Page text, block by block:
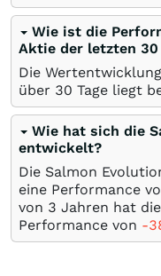
Wie ist die
Aktie der letzten 30
Die
über 30 Tage liegt
Wie hat sich die
entwickelt?
Die Salmon
eine Performance
von 3 Jahren hat
Performance von -